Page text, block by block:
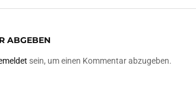
ABGEBEN
sein, um einen Kommentar abzugeben.